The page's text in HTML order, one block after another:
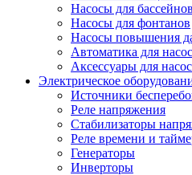
Насосы для бассейнов
Насосы для фонтанов
Насосы повышения
Автоматика для
Аксессуары для
Электрическое
Источники
Реле напряжения
Стабилизаторы
Реле времени и
Генераторы
Инверторы